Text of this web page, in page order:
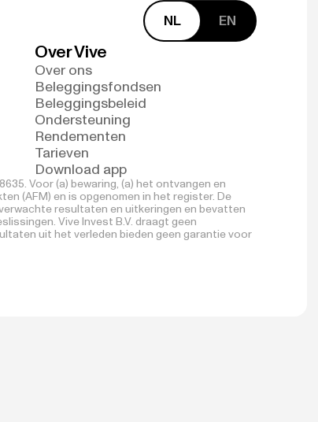
NL EN
Over Vive
Over ons
Beleggingsfondsen
Beleggingsbeleid
Ondersteuning
Rendementen
Tarieven
Download app
Voor (a) bewaring, (a) het ontvangen en
(AFM) en is opgenomen in het register. De
resultaten en uitkeringen en bevatten
Vive Invest B.V. draagt geen
uit het verleden bieden geen garantie voor